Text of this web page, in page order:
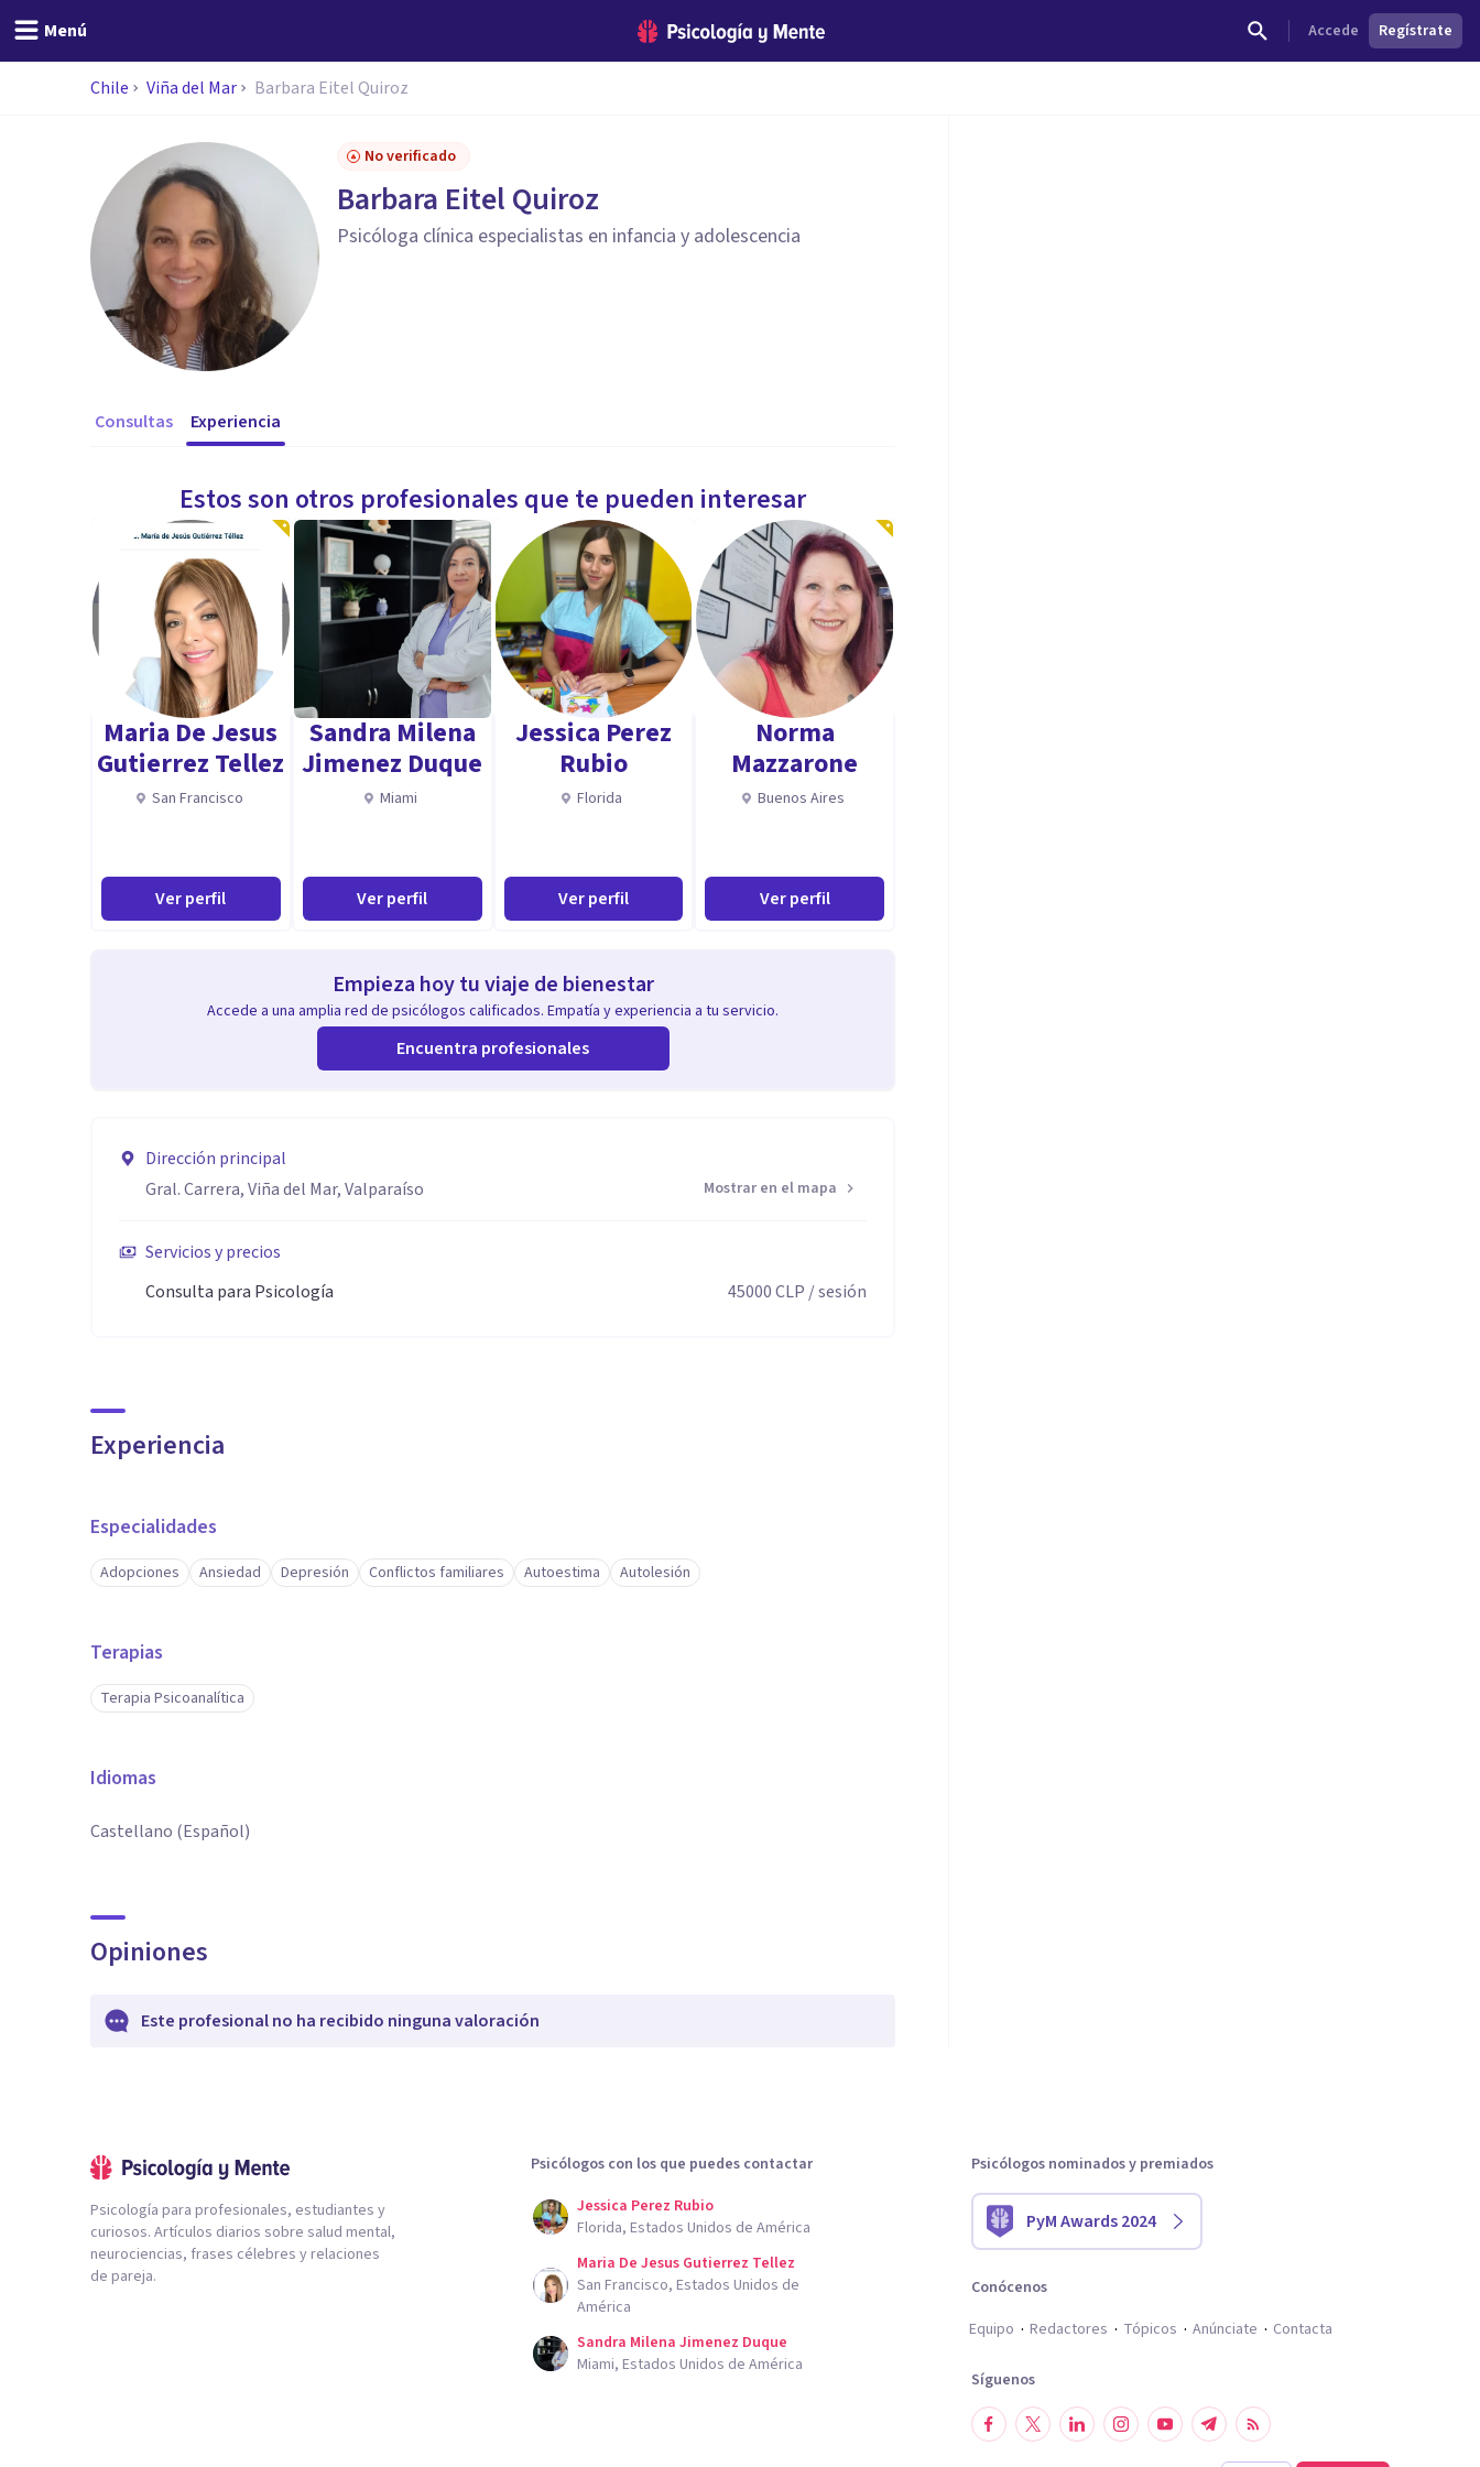
Menú Accede Regístrate
Chile Viña del Mar Barbara Eitel Quiroz
No verificado
Barbara Eitel Quiroz
Psicóloga clínica especialistas en infancia y adolescencia
Consultas Experiencia
Estos son otros profesionales que te pueden interesar
Maria De Jesus
Gutierrez Tellez
San Francisco
Ver perfil
Sandra Milena
Jimenez Duque
Miami
Ver perfil
Jessica Perez
Rubio
Florida
Ver perfil
Norma
Mazzarone
Buenos Aires
Ver perfil
Empieza hoy tu viaje de bienestar
Accede a una amplia red de psicólogos calificados. Empatía y experiencia a tu servicio.
Encuentra profesionales
Dirección principal
Gral. Carrera, Viña del Mar, Valparaíso
Mostrar en el mapa
Servicios y precios
Consulta para Psicología
45000CLP / sesión
Experiencia
Especialidades
Adopciones Ansiedad Depresión Conflictos familiares Autoestima Autolesión
Terapias
Terapia Psicoanalítica
Idiomas
Castellano (Español)
Opiniones
Este profesional no ha recibido ninguna valoración
Psicología para profesionales, estudiantes y
curiosos. Artículos diarios sobre salud mental,
neurociencias, frases célebres y relaciones
de pareja.
Psicólogos con los que puedes contactar
Jessica Perez Rubio
Florida, Estados Unidos de América
Maria De Jesus Gutierrez Tellez
San Francisco, Estados Unidos de
América
Sandra Milena Jimenez Duque
Miami, Estados Unidos de América
Psicólogos nominados y premiados
PyM Awards 2024
Conócenos
Equipo
Redactores Tópicos Anúnciate Contacta
Síguenos